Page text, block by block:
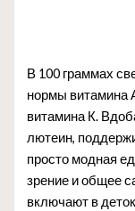
В 100 граммах
нормы витамина
витамина К.
лютеин,
просто модная
зрение и общее
включают в